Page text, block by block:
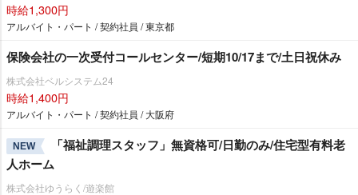
時給1,300円
アルバイト・パート / 契約社員 / 東京都
保険会社の一次受付コールセンター/短期10/17まで/土日祝休み
株式会社ベルシステム24
時給1,400円
アルバイト・パート / 契約社員 / 大阪府
NEW
「福祉調理スタッフ」無資格可/日勤のみ/住宅型有料老
人ホーム
株式会社ゆうらく/遊楽館